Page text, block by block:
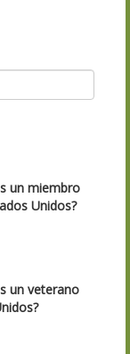
un miembro
Unidos?
un veterano